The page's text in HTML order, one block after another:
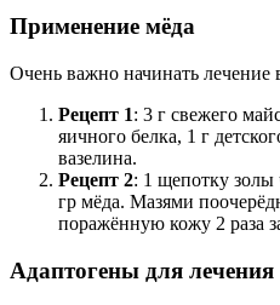
Применение мёда
Очень важно начинать лечение
Рецепт 1: 3 г свежего
яичного белка, 1 г
вазелина.
Рецепт 2: 1 щепотку золы
гр мёда. Мазями
поражённую кожу 2 раза
Адаптогены для лечения